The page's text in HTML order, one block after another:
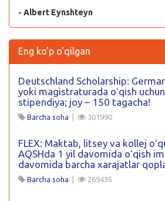
- Albert Eynshteyn
Eng ko'p o'qilgan
Deutschland Scholarship:
yoki magistraturada oʻqish
stipendiya; joy – 150 tagacha!
Barcha soha | 301990
FLEX: Maktab, litsey va kollej
AQSHda 1 yil davomida oʻqish
davomida barcha xarajatlar
Barcha soha | 269435